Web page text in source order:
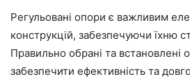
Регульовані опори є важливим
конструкцій, забезпечуючи їхню
Правильно обрані та встановлені
забезпечити ефективність та